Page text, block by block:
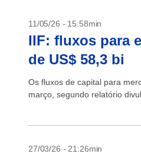
11/05/26 - 15:58min
IIF: fluxos para
de US$ 58,3 bi
Os fluxos de capital para
março, segundo relatório
27/03/26 - 21:26min